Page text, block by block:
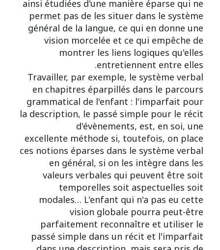
ainsi étudiées d'une manière éparse qui ne
permet pas de les situer dans le système
général de la langue, ce qui en donne une
vision morcelée et ce qui empêche de
montrer les liens logiques qu'elles
entretiennent entre elles.
Travailler, par exemple, le système verbal
en chapitres éparpillés dans le parcours
grammatical de l'enfant : l'imparfait pour
la description, le passé simple pour le récit
d'évènements, est, en soi, une
excellente méthode si, toutefois, on place
ces notions éparses dans le système verbal
en général, si on les intègre dans les
valeurs verbales qui peuvent être soit
temporelles soit aspectuelles soit
modales… L'enfant qui n'a pas eu cette
vision globale pourra peut-être
parfaitement reconnaître et utiliser le
passé simple dans un récit et l'imparfait